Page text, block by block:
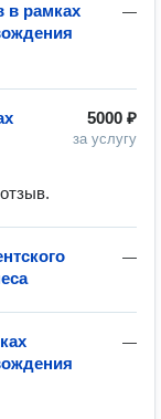
—
в рамках
5000 ₽
за услугу
—
—